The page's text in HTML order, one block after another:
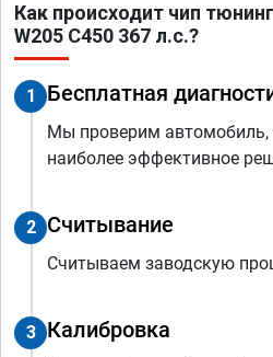
Как происходит чип
W205 C450 367 л.с.?
1 Бесплатная
Мы проверим
наиболее эффективное
2 Считывание
Считываем заводскую
3 Калибровка